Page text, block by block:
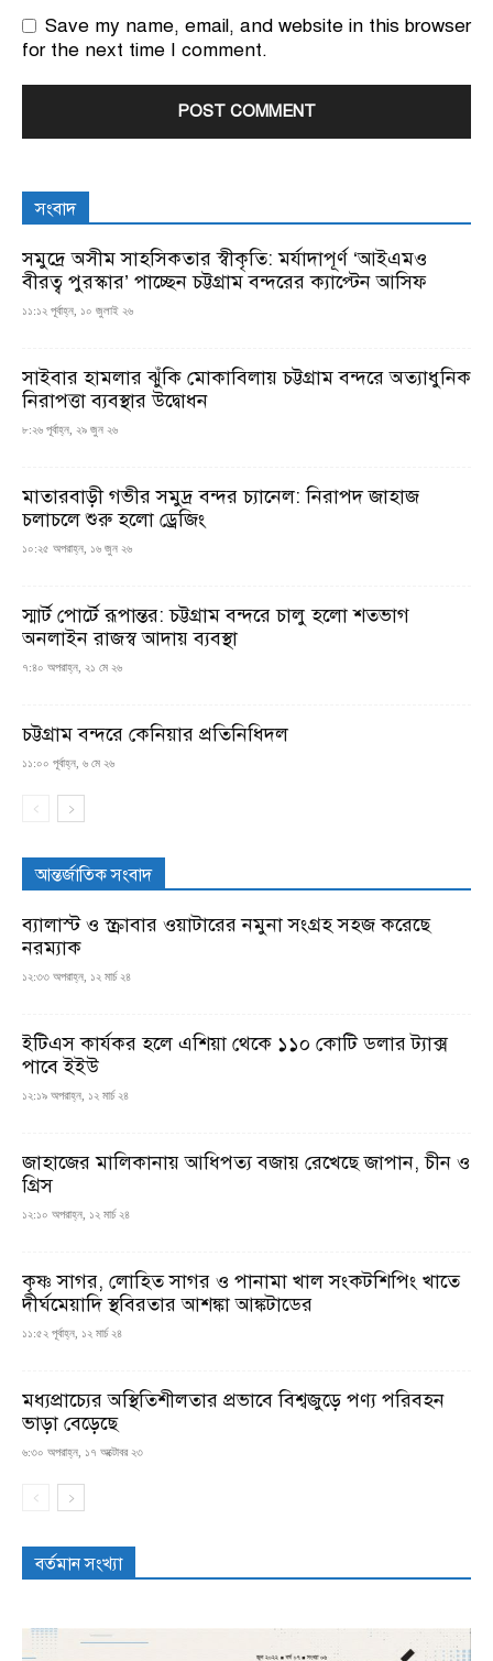
Save my name, email, and website in this browser
for the next time I comment.
সংবাদ
সমুদ্রে অসীম সাহসিকতার স্বীকৃতি: মর্যাদাপূর্ণ ‘আইএমও
বীরত্ব পুরস্কার’ পাচ্ছেন চট্টগ্রাম বন্দরের ক্যাপ্টেন আসিফ
১১:১২ পূর্বাহ্ন, ১০ জুলাই ২৬
সাইবার হামলার ঝুঁকি মোকাবিলায় চট্টগ্রাম বন্দরে অত্যাধুনিক
নিরাপত্তা ব্যবস্থার উদ্বোধন
৮:২৬ পূর্বাহ্ন, ২৯ জুন ২৬
মাতারবাড়ী গভীর সমুদ্র বন্দর চ্যানেল: নিরাপদ জাহাজ
চলাচলে শুরু হলো ড্রেজিং
১০:২৫ অপরাহ্ন, ১৬ জুন ২৬
স্মার্ট পোর্টে রূপান্তর: চট্টগ্রাম বন্দরে চালু হলো শতভাগ
অনলাইন রাজস্ব আদায় ব্যবস্থা
৭:৪০ অপরাহ্ন, ২১ মে ২৬
চট্টগ্রাম বন্দরে কেনিয়ার প্রতিনিধিদল
১১:০০ পূর্বাহ্ন, ৬ মে ২৬
আন্তর্জাতিক সংবাদ
ব্যালাস্ট ও স্ক্রাবার ওয়াটারের নমুনা সংগ্রহ সহজ করেছে
নরম্যাক
১২:৩৩ অপরাহ্ন, ১২ মার্চ ২৪
ইটিএস কার্যকর হলে এশিয়া থেকে ১১০ কোটি ডলার ট্যাক্স
পাবে ইইউ
১২:১৯ অপরাহ্ন, ১২ মার্চ ২৪
জাহাজের মালিকানায় আধিপত্য বজায় রেখেছে জাপান, চীন ও
গ্রিস
১২:১০ অপরাহ্ন, ১২ মার্চ ২৪
কৃষ্ণ সাগর, লোহিত সাগর ও পানামা খাল সংকটশিপিং খাতে
দীর্ঘমেয়াদি স্থবিরতার আশঙ্কা আঙ্কটাডের
১১:৫২ পূর্বাহ্ন, ১২ মার্চ ২৪
মধ্যপ্রাচ্যের অস্থিতিশীলতার প্রভাবে বিশ্বজুড়ে পণ্য পরিবহন
ভাড়া বেড়েছে
৬:৩০ অপরাহ্ন, ১৭ অক্টোবর ২৩
বর্তমান সংখ্যা